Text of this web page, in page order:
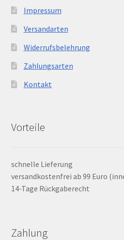
Impressum
Versandarten
Widerrufsbelehrung
Zahlungsarten
Kontakt
Vorteile
schnelle Lieferung
versandkostenfrei ab 99 Euro
14-Tage Rückgaberecht
Zahlung